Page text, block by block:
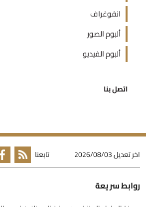
انفوغراف
ألبوم الصور
ألبوم الفيديو
اتصل بنا
اخر تعديل2026/08/03 تابعنا
روابط سريعة